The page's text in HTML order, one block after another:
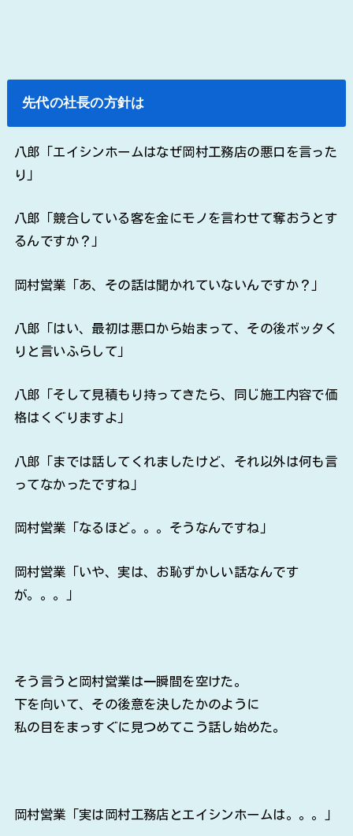
先代の社長の方針は
八郎「エイシンホームはなぜ岡村工務店の悪口を言った
り」
八郎「競合している客を金にモノを言わせて奪おうとす
るんですか？」
岡村営業「あ、その話は聞かれていないんですか？」
八郎「はい、最初は悪口から始まって、その後ボッタく
りと言いふらして」
八郎「そして見積もり持ってきたら、同じ施工内容で価
格はくぐりますよ」
八郎「までは話してくれましたけど、それ以外は何も言
ってなかったですね」
岡村営業「なるほど。。。そうなんですね」
岡村営業「いや、実は、お恥ずかしい話なんです
が。。。」
そう言うと岡村営業は一瞬間を空けた。
下を向いて、その後意を決したかのように
私の目をまっすぐに見つめてこう話し始めた。
岡村営業「実は岡村工務店とエイシンホームは。。。」